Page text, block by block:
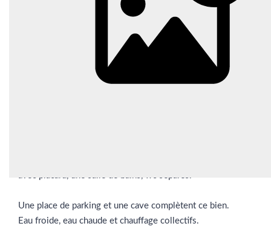
Nos Agences
Nous Rejoindre
Nos Actualités
Une place de parking et une cave complètent ce bien.
Eau froide, eau chaude et chauffage collectifs.